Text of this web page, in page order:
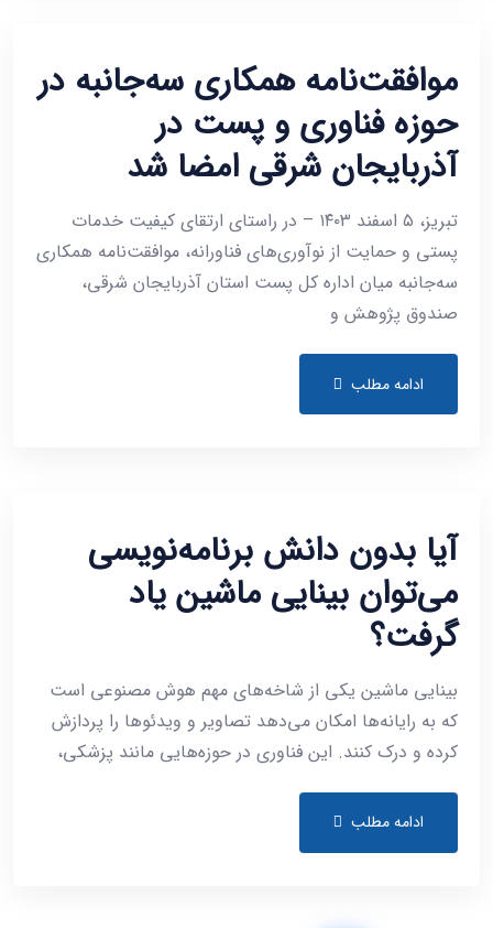
موافقت‌نامه همکاری سه‌جانبه در
حوزه فناوری و پست در
آذربایجان شرقی امضا شد
تبریز، ۵ اسفند ۱۴۰۳ – در راستای ارتقای کیفیت خدمات
پستی و حمایت از نوآوری‌های فناورانه، موافقت‌نامه همکاری
سه‌جانبه میان اداره کل پست استان آذربایجان شرقی،
صندوق پژوهش و
ادامه مطلب
آیا بدون دانش برنامه‌نویسی
می‌توان بینایی ماشین یاد
گرفت؟
بینایی ماشین یکی از شاخه‌های مهم هوش مصنوعی است
که به رایانه‌ها امکان می‌دهد تصاویر و ویدئوها را پردازش
کرده و درک کنند. این فناوری در حوزه‌هایی مانند پزشکی،
ادامه مطلب